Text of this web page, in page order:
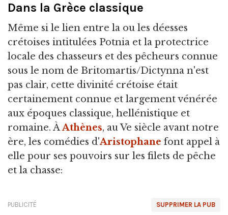
Dans la Grèce classique
Même si le lien entre la ou les déesses
crétoises intitulées Potnia et la protectrice
locale des chasseurs et des pêcheurs connue
sous le nom de Britomartis/Dictynna n'est
pas clair, cette divinité crétoise était
certainement connue et largement vénérée
aux époques classique, hellénistique et
romaine. ÀAthènes, au Ve siècle avant notre
ère, les comédies d'Aristophane font appel à
elle pour ses pouvoirs sur les filets de pêche
et la chasse:
SUPPRIMER LA PUB
PUBLICITÉ